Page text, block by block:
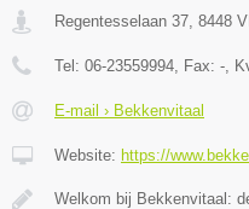
Regentesselaan 37 8448
Tel: 06-23559994 , Fax: - ,
E-mail › Bekkenvitaal
Website: https://
Welkom bij Bekkenvitaal: